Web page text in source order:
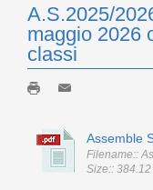
A.S.2025/
maggio 2026
classi
Assemble
Filename::
Size:: 384.12